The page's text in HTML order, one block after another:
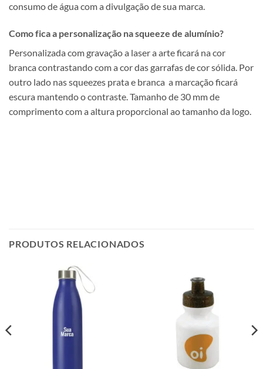
consumo de água com a divulgação de sua marca.
Como fica a personalização na squeeze de alumínio?
Personalizada com gravação a laser a arte ficará na cor
branca contrastando com a cor das garrafas de cor sólida. Por
outro lado nas squeezes prata e branca a marcação ficará
escura mantendo o contraste. Tamanho de 30 mm de
comprimento com a altura proporcional ao tamanho da logo.
PRODUTOS RELACIONADOS